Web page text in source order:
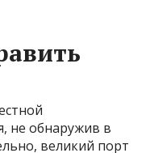
не обнаружив в
великий порт